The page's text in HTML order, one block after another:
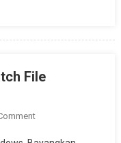
File
On